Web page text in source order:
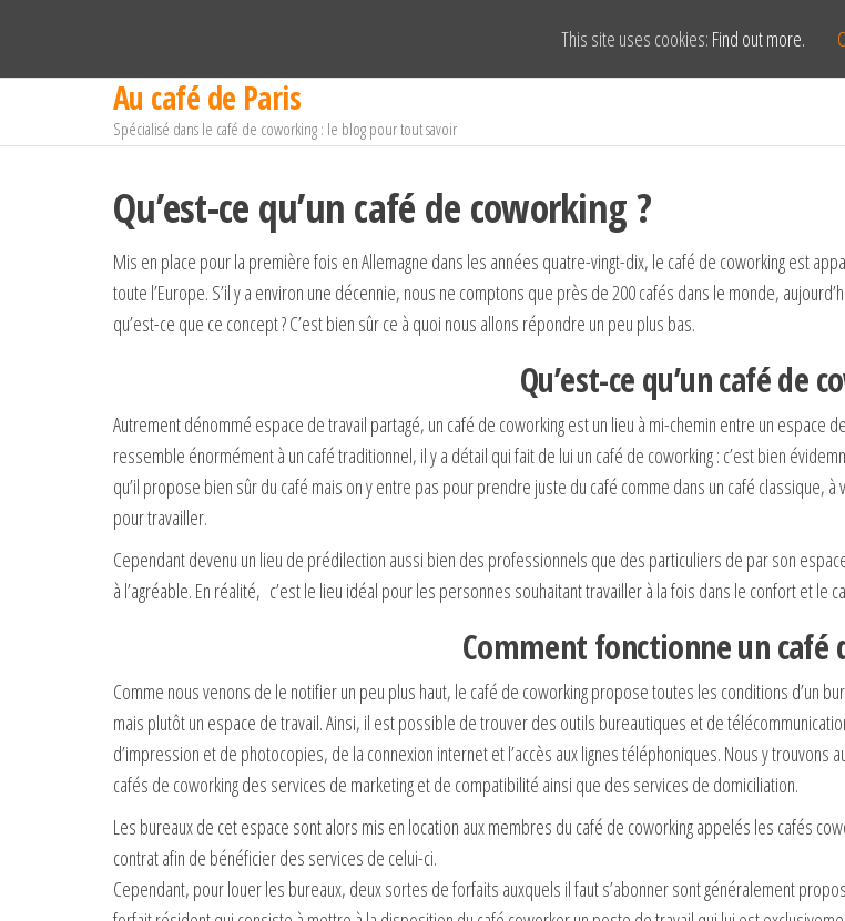
contenu
Au café de Paris
Spécialisé dans le café de coworking : le blog pour tout savoir
Qu’est-ce qu’un café de coworking ?
Mis en place pour la première fois en Allemagne dans les années quatre-vingt-dix, le café de coworking est
toute l’Europe. S’il y a environ une décennie, nous ne comptons que près de 200 cafés dans le monde,
qu’est-ce que ce concept ? C’est bien sûr ce à quoi nous allons répondre un peu plus bas.
Qu’est-ce qu’un café de
Autrement dénommé espace de travail partagé, un café de coworking est un lieu à mi-chemin entre un espace
ressemble énormément à un café traditionnel, il y a détail qui fait de lui un café de coworking : c’est bien
qu’il propose bien sûr du café mais on y entre pas pour prendre juste du café comme dans un café classique,
pour travailler.
Cependant devenu un lieu de prédilection aussi bien des professionnels que des particuliers de par son
à l’agréable. En réalité, c’est le lieu idéal pour les personnes souhaitant travailler à la fois dans le confort et le
Comment fonctionne un café
Comme nous venons de le notifier un peu plus haut, le café de coworking propose toutes les conditions d’un
mais plutôt un espace de travail. Ainsi, il est possible de trouver des outils bureautiques et de
d’impression et de photocopies, de la connexion internet et l’accès aux lignes téléphoniques. Nous y
cafés de coworking des services de marketing et de compatibilité ainsi que des services de domiciliation.
Les bureaux de cet espace sont alors mis en location aux membres du café de coworking appelés les cafés
contrat afin de bénéficier des services de celui-ci.
Cependant, pour louer les bureaux, deux sortes de forfaits auxquels il faut s’abonner sont généralement
This site uses cookies: Find out more.